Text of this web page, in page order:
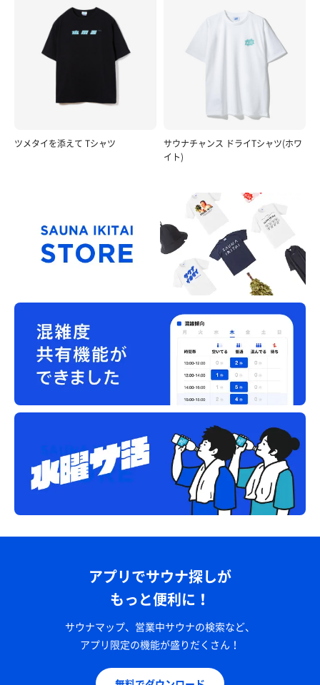
ツメタイを添えて Tシャツ
サウナチャンス ドライTシャツ(ホワ
イト)
アプリでサウナ探しが
もっと便利に！
サウナマップ、営業中サウナの検索など、
アプリ限定の機能が盛りだくさん！